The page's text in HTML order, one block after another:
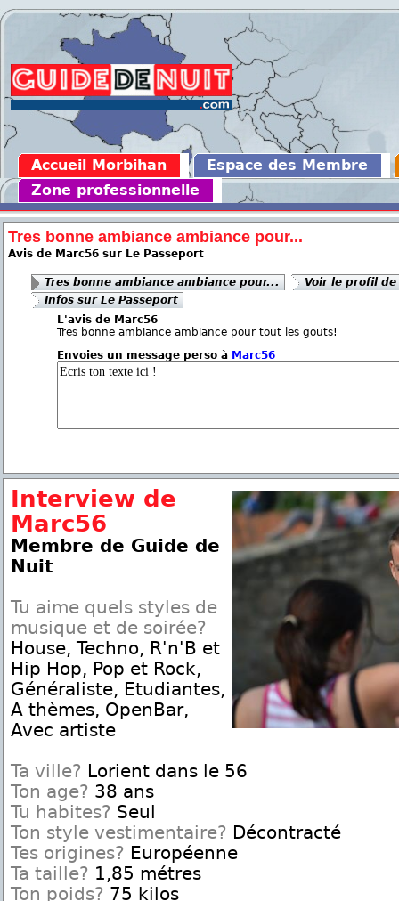
Accueil Morbihan
Espace des Membre
Zone professionnelle
Tres bonne ambiance ambiance pour...
Avis de Marc56 sur Le Passeport
Tres bonne ambiance ambiance pour...
Voir le profil de
Infos sur Le Passeport
L'avis de Marc56
Tres bonne ambiance ambiance pour tout les gouts!
Envoies un message perso à Marc56
Interview de
Marc56
Membre de Guide de
Nuit
Tu aime quels styles de
musique et de soirée?
House, Techno, R'n'B et
Hip Hop, Pop et Rock,
Généraliste, Etudiantes,
A thèmes, OpenBar,
Avec artiste
Ta ville? Lorient dans le 56
Ton age? 38 ans
Tu habites? Seul
Ton style vestimentaire? Décontracté
Tes origines? Européenne
Ta taille? 1,85 métres
Ton poids? 75 kilos